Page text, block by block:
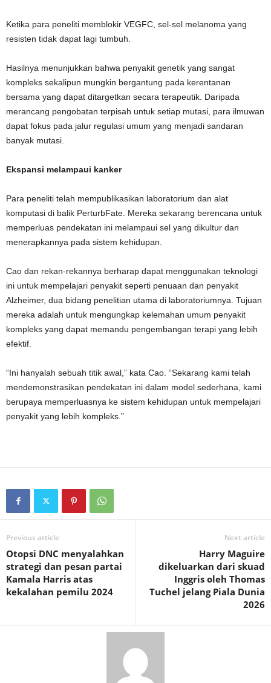
Ketika para peneliti memblokir VEGFC, sel-sel melanoma yang
resisten tidak dapat lagi tumbuh.
Hasilnya menunjukkan bahwa penyakit genetik yang sangat
kompleks sekalipun mungkin bergantung pada kerentanan
bersama yang dapat ditargetkan secara terapeutik. Daripada
merancang pengobatan terpisah untuk setiap mutasi, para ilmuwan
dapat fokus pada jalur regulasi umum yang menjadi sandaran
banyak mutasi.
Ekspansi melampaui kanker
Para peneliti telah mempublikasikan laboratorium dan alat
komputasi di balik PerturbFate. Mereka sekarang berencana untuk
memperluas pendekatan ini melampaui sel yang dikultur dan
menerapkannya pada sistem kehidupan.
Cao dan rekan-rekannya berharap dapat menggunakan teknologi
ini untuk mempelajari penyakit seperti penuaan dan penyakit
Alzheimer, dua bidang penelitian utama di laboratoriumnya. Tujuan
mereka adalah untuk mengungkap kelemahan umum penyakit
kompleks yang dapat memandu pengembangan terapi yang lebih
efektif.
“Ini hanyalah sebuah titik awal,” kata Cao. “Sekarang kami telah
mendemonstrasikan pendekatan ini dalam model sederhana, kami
berupaya memperluasnya ke sistem kehidupan untuk mempelajari
penyakit yang lebih kompleks.”
Previous article
Otopsi DNC menyalahkan
strategi dan pesan partai
Kamala Harris atas
kekalahan pemilu 2024
Next article
Harry Maguire
dikeluarkan dari skuad
Inggris oleh Thomas
Tuchel jelang Piala Dunia
2026